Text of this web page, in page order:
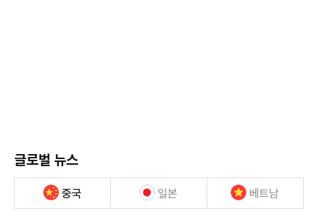
글로벌 뉴스
중국 일본 베트남